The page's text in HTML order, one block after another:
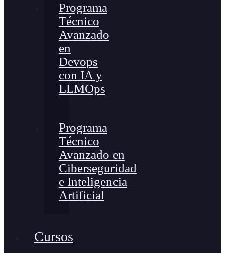
Programa
Técnico
Avanzado
en
Devops
con IA y
LLMOps
Programa
Técnico
Avanzado en
Ciberseguridad
e Inteligencia
Artificial
Cursos